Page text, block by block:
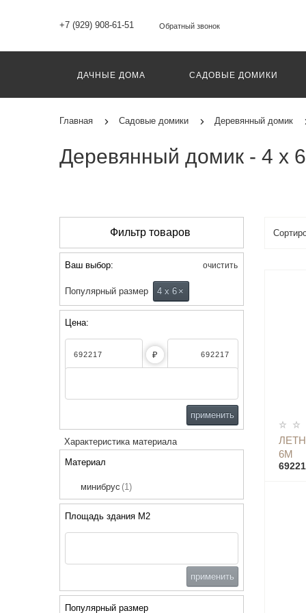
+7 (929) 908-61-51 Обратный звонок
ДАЧНЫЕ ДОМА САДОВЫЕ ДОМИКИ
Главная Садовые домики Деревянный домик
Деревянный домик - 4 х 6
Фильтр товаров
Ваш выбор: очистить
Популярный размер 4 х 6 ×
Цена:
₽
применить
Характеристика материала
Материал
минибрус (1)
Площадь здания М2
применить
Популярный размер
6М